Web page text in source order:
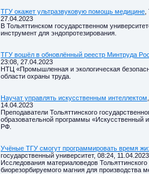
ТГУ окажет ультразвуковую помощь медицине
27.04.2023
В Тольяттинском государственном
инструмент для эндопротезирования.
ТГУ вошёл в обновлённый реестр Минтруда
23:08, 27.04.2023
НТЦ «Промышленная и экологическая
области охраны труда.
Научат управлять искусственным интеллектом
14.04.2023
Преподаватели Тольяттинского
образовательной программы «Искусственный
РФ.
Учёные ТГУ смогут программировать время
государственный университет, 08:24, 11.04.2023
Исследования материаловедов
биорезорбируемого магния для производства